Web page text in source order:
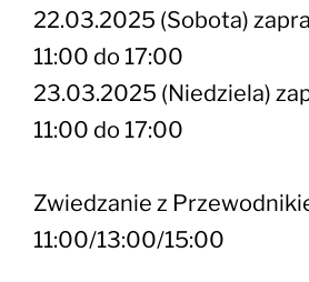
22.03.2025 (Sobota)
11:00 do 17:00
23.03.2025 (Niedziela)
11:00 do 17:00
Zwiedzanie z
11:00/13:00/15:00